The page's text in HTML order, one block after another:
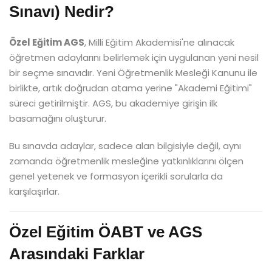
Sınavı) Nedir?
Özel Eğitim AGS, Milli Eğitim Akademisi'ne alınacak
öğretmen adaylarını belirlemek için uygulanan yeni nesil
bir seçme sınavıdır. Yeni Öğretmenlik Mesleği Kanunu ile
birlikte, artık doğrudan atama yerine "Akademi Eğitimi"
süreci getirilmiştir. AGS, bu akademiye girişin ilk
basamağını oluşturur.
Bu sınavda adaylar, sadece alan bilgisiyle değil, aynı
zamanda öğretmenlik mesleğine yatkınlıklarını ölçen
genel yetenek ve formasyon içerikli sorularla da
karşılaşırlar.
Özel Eğitim ÖABT ve AGS
Arasındaki Farklar